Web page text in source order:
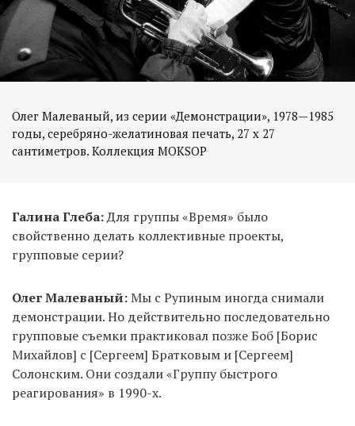
Олег Малеваный, из серии «Демонстрации», 1978—1985
годы, серебряно-желатиновая печать, 27 х 27
Галина Глеба:Для группы «Время» было
свойственно делать коллективные проекты,
групповые серии?
Олег Малеваный:Мы с Рупиным иногда снимали
демонстрации. Но действительно последовательно
групповые съемки практиковал позже Боб [Борис
Михайлов] с [Сергеем] Братковым и [Сергеем]
Солонским. Они создали «Группу быстрого
реагирования» в 1990-х.